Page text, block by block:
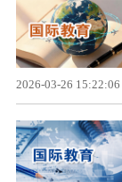
2026-03-26 15:22:06